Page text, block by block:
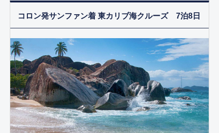
コロン発サンファン着 東カリブ海クルーズ 7泊8日